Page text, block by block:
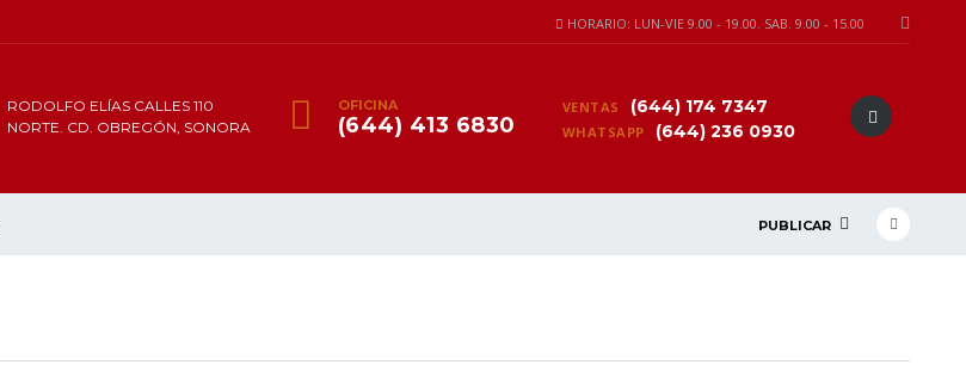
HORARIO: LUN-VIE 9.00 - 19.00. SAB. 9.00 - 15.00
VENTAS (644) 174 7347
WHATSAPP (644) 236 0930
OFICINA
(644) 413 6830
RODOLFO ELÍAS CALLES 110
NORTE. CD. OBREGÓN, SONORA
PUBLICAR